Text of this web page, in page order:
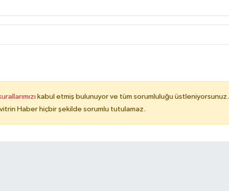
kabul etmiş bulunuyor ve tüm sorumluluğu üstleniyorsunuz.
Haber hiçbir şekilde sorumlu tutulamaz.